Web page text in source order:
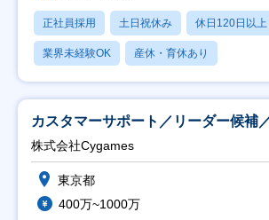
正社員採用 土日祝休み 休日120日以上
業界未経験OK 産休・育休あり
カスタマーサポート／リーダー候補
株式会社Cygames
東京都
400万~1000万